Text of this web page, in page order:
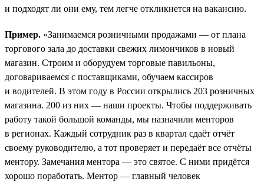
и подходят ли они ему, тем легче откликнется на вакансию.
Пример. «Занимаемся розничными продажами — от плана
торгового зала до доставки свежих лимончиков в новый
магазин. Строим и оборудуем торговые павильоны,
договариваемся с поставщиками, обучаем кассиров
и водителей. В этом году в России открылись 203 розничных
магазина. 200 из них — наши проекты. Чтобы поддерживать
работу такой большой команды, мы назначили менторов
в регионах. Каждый сотрудник раз в квартал сдаёт отчёт
своему руководителю, а тот проверяет и передаёт все отчёты
ментору. Замечания ментора — это святое. С ними придётся
хорошо поработать. Ментор — главный человек